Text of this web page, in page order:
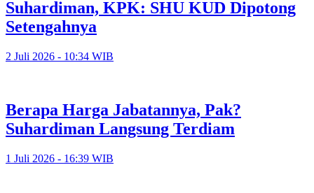
Suhardiman, KPK: SHU KUD Dipotong
Setengahnya
2 Juli 2026 - 10:34 WIB
Berapa Harga Jabatannya, Pak?
Suhardiman Langsung Terdiam
1 Juli 2026 - 16:39 WIB